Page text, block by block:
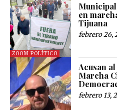
ZOOM POLÍTICO
en
Tijuana
febrero 26,
Acusan
Marcha
febrero 13,